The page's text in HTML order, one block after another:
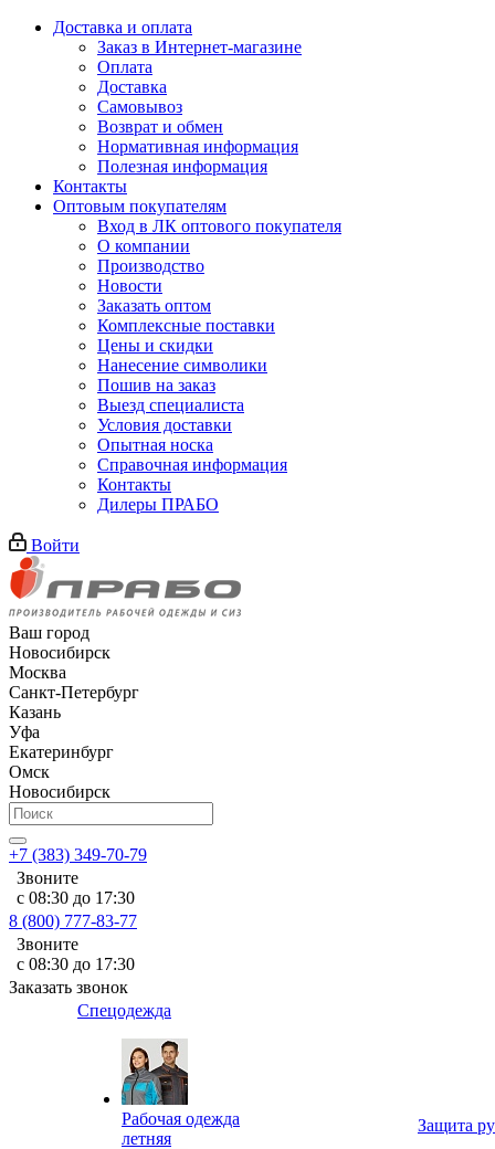
Доставка и оплата
Заказ в Интернет-магазине
Оплата
Доставка
Самовывоз
Возврат и обмен
Нормативная информация
Полезная информация
Контакты
Оптовым покупателям
Вход в ЛК оптового покупателя
О компании
Производство
Новости
Заказать оптом
Комплексные поставки
Цены и скидки
Нанесение символики
Пошив на заказ
Выезд специалиста
Условия доставки
Опытная носка
Справочная информация
Контакты
Дилеры ПРАБО
Войти
Ваш город
Новосибирск
Москва
Санкт-Петербург
Казань
Уфа
Екатеринбург
Омск
Новосибирск
+7 (383) 349-70-79
Звоните
с 08:30 до 17:30
8 (800) 777-83-77
Звоните
с 08:30 до 17:30
Заказать звонок
Спецодежда
Рабочая одежда
летняя
Защита